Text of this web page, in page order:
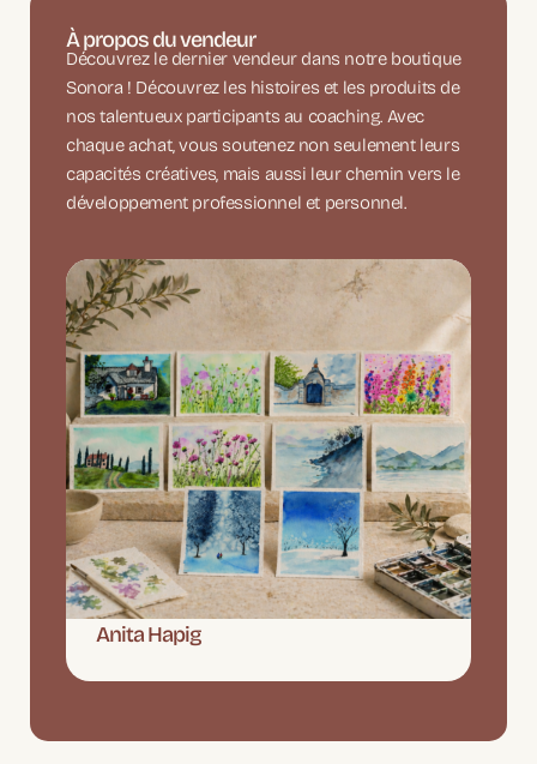
À propos du vendeur
Découvrez le dernier vendeur dans notre boutique
Sonora ! Découvrez les histoires et les produits de
nos talentueux participants au coaching. Avec
chaque achat, vous soutenez non seulement leurs
capacités créatives, mais aussi leur chemin vers le
développement professionnel et personnel.
Anita Hapig